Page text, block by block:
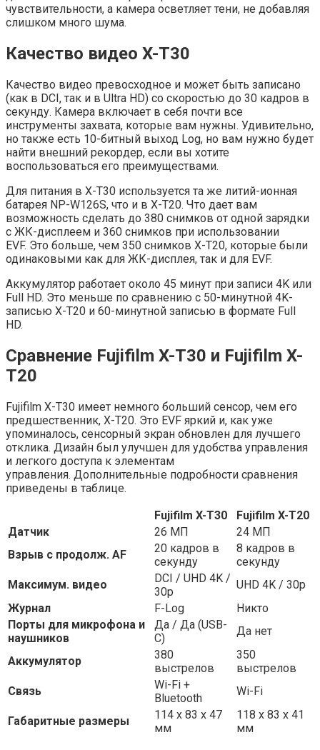
чувствительности, а камера осветляет тени, не добавляя
слишком много шума.
Качество видео X-T30
Качество видео превосходное и может быть записано
(как в DCI, так и в Ultra HD) со скоростью до 30 кадров в
секунду. Камера включает в себя почти все
инструменты захвата, которые вам нужны. Удивительно,
но также есть 10-битный выход Log, но вам нужно будет
найти внешний рекордер, если вы хотите
воспользоваться его преимуществами.
Для питания в X-T30 используется та же литий-ионная
батарея NP-W126S, что и в X-T20. Что дает вам
возможность сделать до 380 снимков от одной зарядки
с ЖК-дисплеем и 360 снимков при использовании
EVF. Это больше, чем 350 снимков X-T20, которые были
одинаковыми как для ЖК-дисплея, так и для EVF.
Аккумулятор работает около 45 минут при записи 4K или
Full HD. Это меньше по сравнению с 50-минутной 4K-
записью X-T20 и 60-минутной записью в формате Full
HD.
Сравнение Fujifilm X-T30 и Fujifilm X-
T20
Fujifilm X-T30 имеет немного больший сенсор, чем его
предшественник, X-T20. Это EVF яркий и, как уже
упоминалось, сенсорный экран обновлен для лучшего
отклика. Дизайн был улучшен для удобства управления
и легкого доступа к элементам
управления. Дополнительные подробности сравнения
приведены в таблице.
Fujifilm X-T30
Fujifilm X-T20
Датчик
26 МП
24 МП
Взрыв с продолж. AF
20 кадров в
секунду
8 кадров в
секунду
Максимум. видео
DCI / UHD 4K /
30p
UHD 4K / 30p
Журнал
F-Log
Никто
Порты для микрофона и
наушников
Да / Да (USB-
C)
Да нет
Аккумулятор
380
выстрелов
350
выстрелов
Связь
Wi-Fi +
Bluetooth
Wi-Fi
Габаритные размеры
114 х 83 х 47
мм
118 х 83 х 41
мм